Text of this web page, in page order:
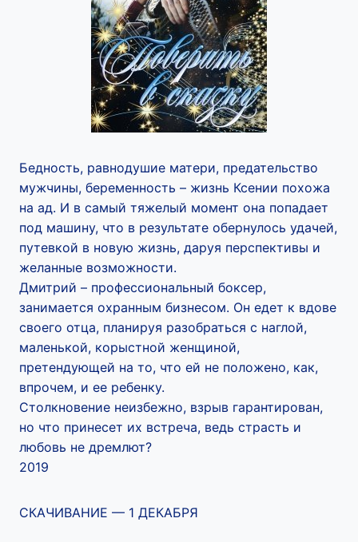
Бедность, равнодушие матери, предательство
мужчины, беременность – жизнь Ксении похожа
на ад. И в самый тяжелый момент она попадает
под машину, что в результате обернулось удачей,
путевкой в новую жизнь, даруя перспективы и
желанные возможности.
Дмитрий – профессиональный боксер,
занимается охранным бизнесом. Он едет к вдове
своего отца, планируя разобраться с наглой,
маленькой, корыстной женщиной,
претендующей на то, что ей не положено, как,
впрочем, и ее ребенку.
Столкновение неизбежно, взрыв гарантирован,
но что принесет их встреча, ведь страсть и
любовь не дремлют?
2019
СКАЧИВАНИЕ — 1 ДЕКАБРЯ